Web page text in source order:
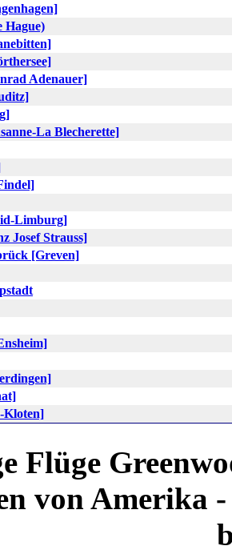
Hague)
Adenauer]
La Blecherette]
Limburg]
Josef Strauss]
[Greven]
Kloten]
Flüge
von Amerika